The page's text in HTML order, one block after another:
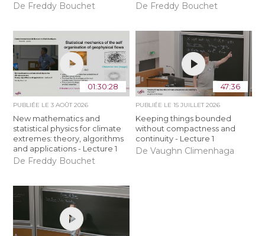
De Freddy Bouchet De Freddy Bouchet
01:30:28
PUBLIÉE LE3 AOÛT 2026
New mathematics and
statistical physics for climate
extremes: theory, algorithms
and applications - Lecture 1
De Freddy Bouchet
47:36
PUBLIÉE LE 15 JUILLET 2026
Keeping things bounded
without compactness and
continuity - Lecture 1
De Vaughn Climenhaga